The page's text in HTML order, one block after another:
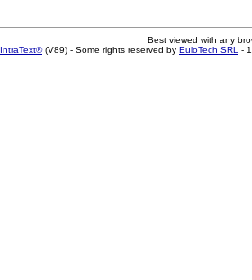
Best viewed with any
IntraText®(V89) - Some rights reserved by EuloTech SRL -